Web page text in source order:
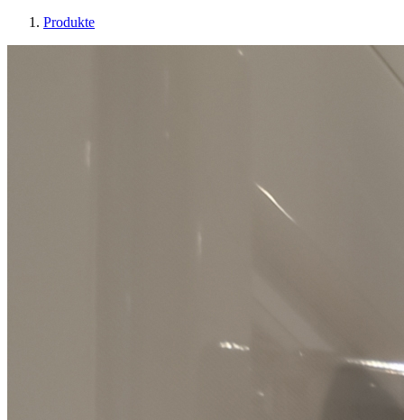
Produkte